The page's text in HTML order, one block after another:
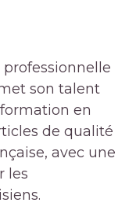
son talent
en
de qualité
avec une
les